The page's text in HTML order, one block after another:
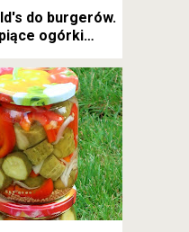
do burgerów.
ogórki